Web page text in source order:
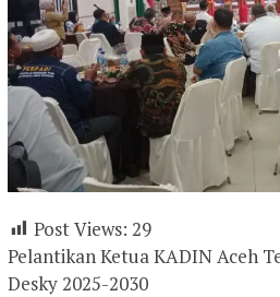
Post Views: 29
Pelantikan Ketua KADIN Aceh
Desky 2025-2030